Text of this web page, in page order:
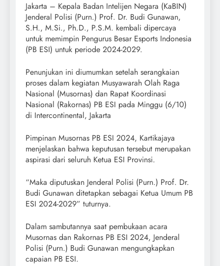
Jakarta – Kepala Badan Intelijen Negara (KaBIN)
Jenderal Polisi (Purn.) Prof. Dr. Budi Gunawan,
S.H., M.Si., Ph.D., P.S.M. kembali dipercaya
untuk memimpin Pengurus Besar Esports Indonesia
(PB ESI) untuk periode 2024-2029.
Penunjukan ini diumumkan setelah serangkaian
proses dalam kegiatan Musyawarah Olah Raga
Nasional (Musornas) dan Rapat Koordinasi
Nasional (Rakornas) PB ESI pada Minggu (6/10)
di Intercontinental, Jakarta
Pimpinan Musornas PB ESI 2024, Kartikajaya
menjelaskan bahwa keputusan tersebut merupakan
aspirasi dari seluruh Ketua ESI Provinsi.
“Maka diputuskan Jenderal Polisi (Purn.) Prof. Dr.
Budi Gunawan ditetapkan sebagai Ketua Umum PB
ESI 2024-2029” tuturnya.
Dalam sambutannya saat pembukaan acara
Musornas dan Rakornas PB ESI 2024, Jenderal
Polisi (Purn.) Budi Gunawan mengungkapkan
capaian PB ESI.